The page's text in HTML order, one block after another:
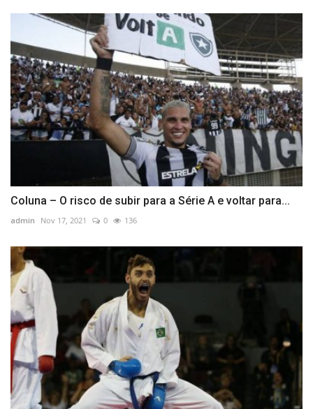
Coluna – O risco de subir para a Série A e voltar para...
admin Nov 17, 2021 0 136